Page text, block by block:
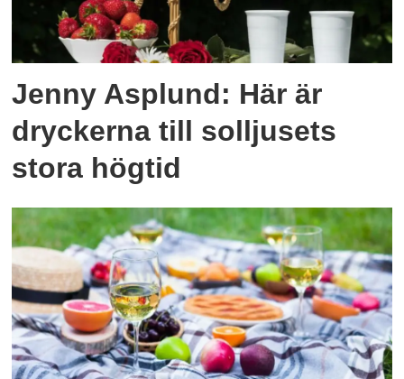
Jenny Asplund: Här är
dryckerna till solljusets
stora högtid